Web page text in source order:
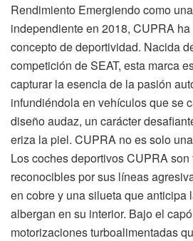
Rendimiento Emergiendo como
independiente en 2018, CUPRA
concepto de deportividad. Nacida
competición de SEAT, esta marca
capturar la esencia de la pasión
infundiéndola en vehículos que se
diseño audaz, un carácter
eriza la piel. CUPRA no es solo
Los coches deportivos CUPRA
reconocibles por sus líneas
en cobre y una silueta que anticipa
albergan en su interior. Bajo el
motorizaciones turboalimentadas